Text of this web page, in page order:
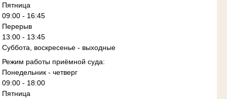
Пятница
09:00 - 16:45
Перерыв
13:00 - 13:45
Суббота, воскресенье - выходные
Режим работы приёмной суда:
Понедельник - четверг
09:00 - 18:00
Пятница